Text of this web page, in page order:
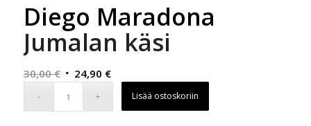
Diego Maradona
Jumalan käsi
30,00€ Alkuperäinen
24,90 €Nykyinen
hinta
on:
Lisää ostoskoriin